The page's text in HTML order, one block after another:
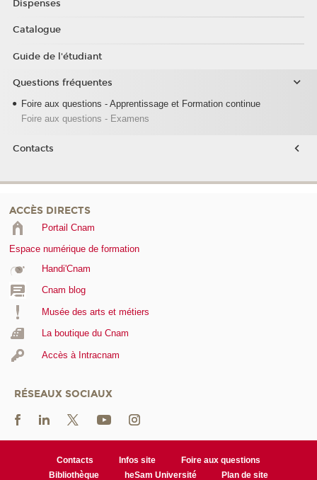
Dispenses
Catalogue
Guide de l'étudiant
Questions fréquentes
Foire aux questions - Apprentissage et Formation continue
Foire aux questions - Examens
Contacts
ACCÈS DIRECTS
Portail Cnam
Espace numérique de formation
Handi'Cnam
Cnam blog
Musée des arts et métiers
La boutique du Cnam
Accès à Intracnam
RÉSEAUX SOCIAUX
Contacts Infos site
Foire aux questions
Bibliothèque
heSam Université Plan de site